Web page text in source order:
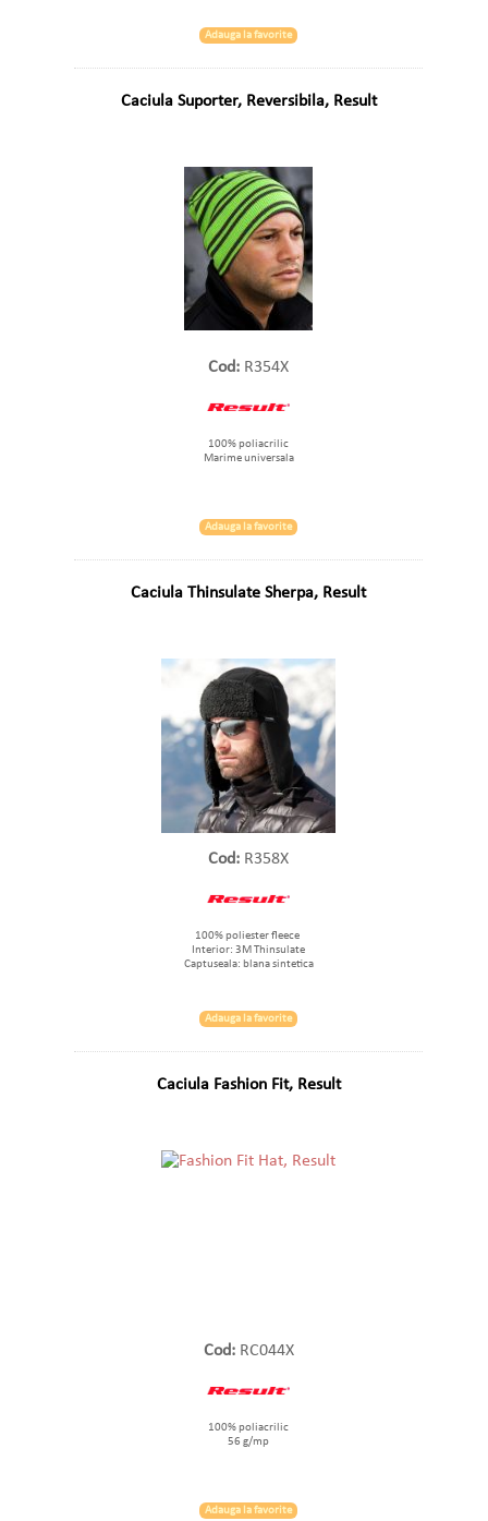
Adauga la favorite
Caciula Suporter, Reversibila, Result
Cod: R354X
100% poliacrilic
Marime universala
Adauga la favorite
Caciula Thinsulate Sherpa, Result
Cod: R358X
100% poliester fleece
Interior: 3M Thinsulate
Captuseala: blana sintetica
Adauga la favorite
Caciula Fashion Fit, Result
Cod:RC044X
100% poliacrilic
56 g/mp
Adauga la favorite